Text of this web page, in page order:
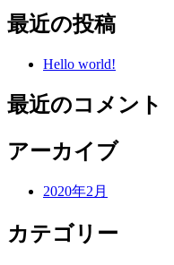
最近の投稿
Hello world!
最近のコメント
アーカイブ
2020年2月
カテゴリー